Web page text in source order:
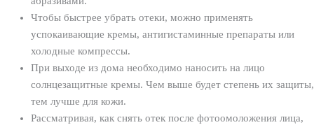
Чтобы быстрее убрать отеки, можно применять
успокаивающие кремы, антигистаминные препараты или
холодные компрессы.
При выходе из дома необходимо наносить на лицо
солнцезащитные кремы. Чем выше будет степень их защиты,
тем лучше для кожи.
Рассматривая, как снять отек после фотоомоложения лица,